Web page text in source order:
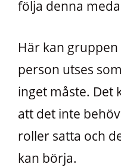
följa denna
Här kan
person utses
inget måste. Det
att det inte
roller satta och
kan börja.